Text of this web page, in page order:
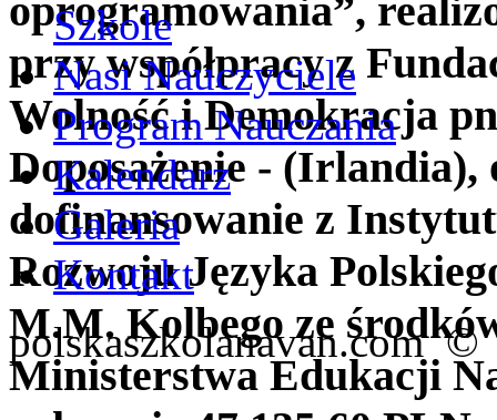
Szkole
Nasi Nauczyciele
Program Nauczania
Kalendarz
Galeria
Kontakt
polskaszkolanavan.com